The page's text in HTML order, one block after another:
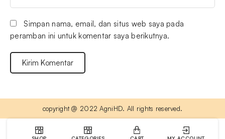
Simpan nama, email, dan situs web saya pada
peramban ini untuk komentar saya berikutnya.
copyright @ 2022 AgniHD. All rights reserved.